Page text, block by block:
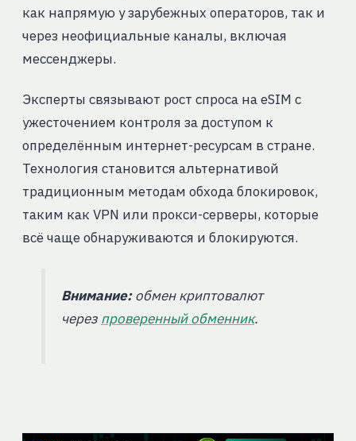
как напрямую у зарубежных операторов, так и
через неофициальные каналы, включая
мессенджеры.
Эксперты связывают рост спроса на eSIM с
ужесточением контроля за доступом к
определённым интернет-ресурсам в стране.
Технология становится альтернативой
традиционным методам обхода блокировок,
таким как VPN или прокси-серверы, которые
всё чаще обнаруживаются и блокируются.
Внимание:обмен криптовалют
через проверенный обменник.